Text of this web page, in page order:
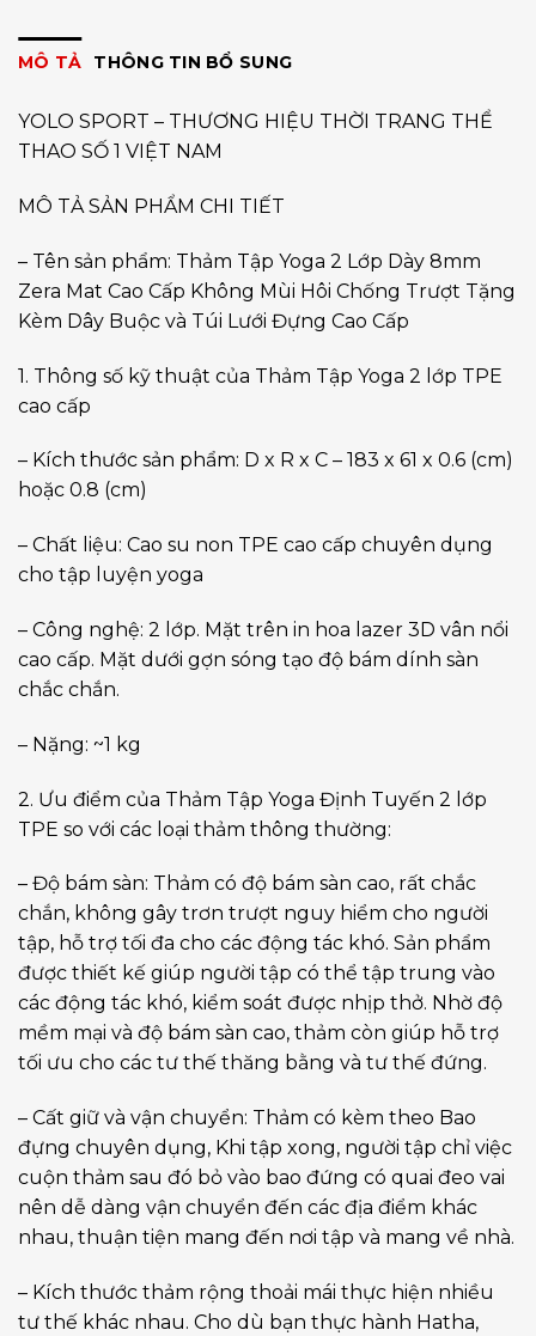
MÔ TẢ THÔNG TIN BỔ SUNG
YOLO SPORT – THƯƠNG HIỆU THỜI TRANG THỂ
THAO SỐ 1 VIỆT NAM
MÔ TẢ SẢN PHẨM CHI TIẾT
– Tên sản phẩm: Thảm Tập Yoga 2 Lớp Dày 8mm
Zera Mat Cao Cấp Không Mùi Hôi Chống Trượt Tặng
Kèm Dây Buộc và Túi Lưới Đựng Cao Cấp
1. Thông số kỹ thuật của Thảm Tập Yoga 2 lớp TPE
cao cấp
– Kích thước sản phẩm: D x R x C – 183 x 61 x 0.6 (cm)
hoặc 0.8 (cm)
– Chất liệu: Cao su non TPE cao cấp chuyên dụng
cho tập luyện yoga
– Công nghệ: 2 lớp. Mặt trên in hoa lazer 3D vân nổi
cao cấp. Mặt dưới gợn sóng tạo độ bám dính sàn
chắc chắn.
– Nặng: ~1 kg
2. Ưu điểm của Thảm Tập Yoga Định Tuyến 2 lớp
TPE so với các loại thảm thông thường:
– Độ bám sàn: Thảm có độ bám sàn cao, rất chắc
chắn, không gây trơn trượt nguy hiểm cho người
tập, hỗ trợ tối đa cho các động tác khó. Sản phẩm
được thiết kế giúp người tập có thể tập trung vào
các động tác khó, kiểm soát được nhịp thở. Nhờ độ
mềm mại và độ bám sàn cao, thảm còn giúp hỗ trợ
tối ưu cho các tư thế thăng bằng và tư thế đứng.
– Cất giữ và vận chuyển: Thảm có kèm theo Bao
đựng chuyên dụng, Khi tập xong, người tập chỉ việc
cuộn thảm sau đó bỏ vào bao đứng có quai đeo vai
nên dễ dàng vận chuyển đến các địa điểm khác
nhau, thuận tiện mang đến nơi tập và mang về nhà.
– Kích thước thảm rộng thoải mái thực hiện nhiều
tư thế khác nhau. Cho dù bạn thực hành Hatha,